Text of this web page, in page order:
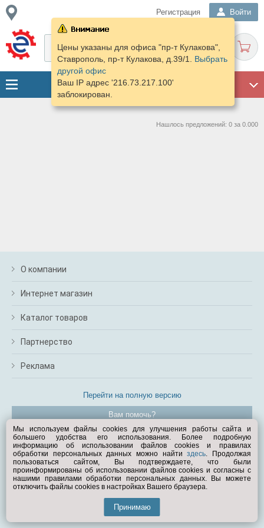
Регистрация Войти
Цены указаны для офиса "пр-т Кулакова",
Ставрополь, пр-т Кулакова, д.39/1. Выбрать
другой офис
Ваш IP адрес '216.73.217.100'
заблокирован.
Нашлось предложений: 0 за 0.000
О компании
Интернет магазин
Каталог товаров
Партнерство
Реклама
Перейти на полную версию
Вам помочь?
© Exist.ru 1998—2026
Мы используем файлы cookies для улучшения работы сайта и
большего удобства его использования. Более подробную
информацию об использовании файлов cookies и правилах
обработки персональных данных можно найтиздесь. Продолжая
пользоваться сайтом, Вы подтверждаете, что были
проинформированы об использовании файлов cookies и согласны с
нашими правилами обработки персональных данных. Вы можете
отключить файлы cookies в настройках Вашего браузера.
Принимаю